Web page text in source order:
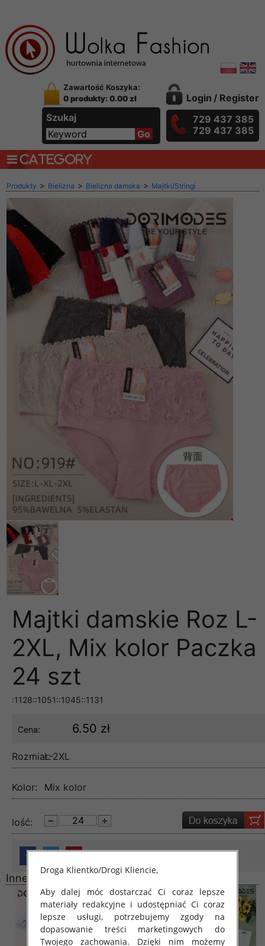
Zawartość Koszyka:
0 produkty: 0.00 zł
Szukaj
Login / Register
729 437 385
729 437 385
CATEGORY
Produkty > Bielizna > Bielizna damska > Majtki/Stringi
Majtki damskie Roz L-
2XL, Mix kolor Paczka
24 szt
:1128::1051::1045::1131
Cena: 6.50 zł
Rozmiar:L-2XL
Kolor: Mix kolor
lość:
Inne produkty
Droga Klientko/Drogi Kliencie,
Aby dalej móc dostarczać Ci coraz lepsze
materiały redakcyjne i udostępniać Ci coraz
lepsze usługi, potrzebujemy zgody na
dopasowanie treści marketingowych do
Twojego zachowania. Dzięki nim możemy